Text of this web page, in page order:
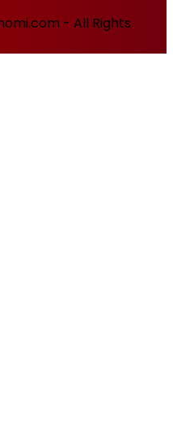
- All Rights